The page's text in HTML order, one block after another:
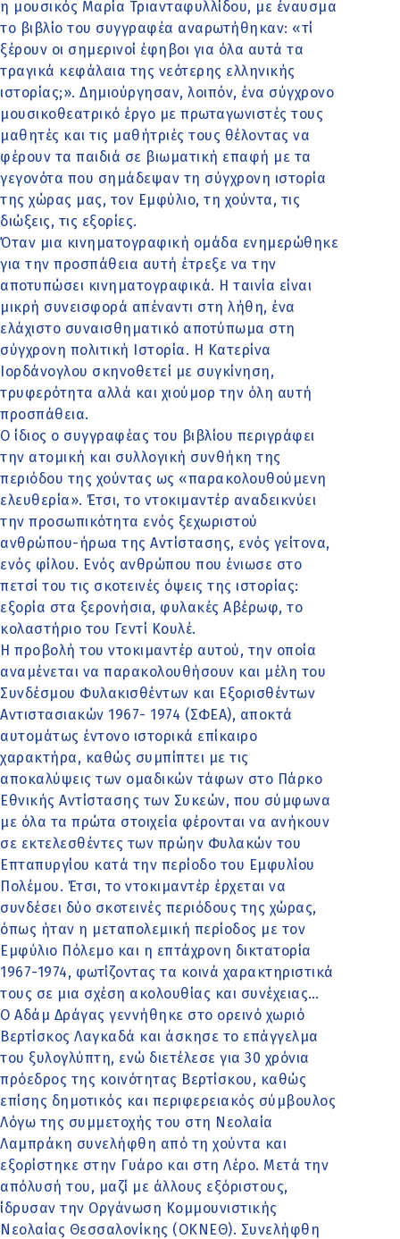
η μουσικός Μαρία Τριανταφυλλίδου, με έναυσμα
το βιβλίο του συγγραφέα αναρωτήθηκαν: «τί
ξέρουν οι σημερινοί έφηβοι για όλα αυτά τα
τραγικά κεφάλαια της νεότερης ελληνικής
ιστορίας;». Δημιούργησαν, λοιπόν, ένα σύγχρονο
μουσικοθεατρικό έργο με πρωταγωνιστές τους
μαθητές και τις μαθήτριές τους θέλοντας να
φέρουν τα παιδιά σε βιωματική επαφή με τα
γεγονότα που σημάδεψαν τη σύγχρονη ιστορία
της χώρας μας, τον Εμφύλιο, τη χούντα, τις
διώξεις, τις εξορίες.
Όταν μια κινηματογραφική ομάδα ενημερώθηκε
για την προσπάθεια αυτή έτρεξε να την
αποτυπώσει κινηματογραφικά. Η ταινία είναι
μικρή συνεισφορά απέναντι στη λήθη, ένα
ελάχιστο συναισθηματικό αποτύπωμα στη
σύγχρονη πολιτική Ιστορία. Η Κατερίνα
Ιορδάνογλου σκηνοθετεί με συγκίνηση,
τρυφερότητα αλλά και χιούμορ την όλη αυτή
προσπάθεια.
Ο ίδιος ο συγγραφέας του βιβλίου περιγράφει
την ατομική και συλλογική συνθήκη της
περιόδου της χούντας ως «παρακολουθούμενη
ελευθερία». Έτσι, το ντοκιμαντέρ αναδεικνύει
την προσωπικότητα ενός ξεχωριστού
ανθρώπου-ήρωα της Αντίστασης, ενός γείτονα,
ενός φίλου. Ενός ανθρώπου που ένιωσε στο
πετσί του τις σκοτεινές όψεις της ιστορίας:
εξορία στα ξερονήσια, φυλακές Αβέρωφ, το
κολαστήριο του Γεντί Κουλέ.
Η προβολή του ντοκιμαντέρ αυτού, την οποία
αναμένεται να παρακολουθήσουν και μέλη του
Συνδέσμου Φυλακισθέντων και Εξορισθέντων
Αντιστασιακών 1967- 1974 (ΣΦΕΑ), αποκτά
αυτομάτως έντονο ιστορικά επίκαιρο
χαρακτήρα, καθώς συμπίπτει με τις
αποκαλύψεις των ομαδικών τάφων στο Πάρκο
Εθνικής Αντίστασης των Συκεών, που σύμφωνα
με όλα τα πρώτα στοιχεία φέρονται να ανήκουν
σε εκτελεσθέντες των πρώην Φυλακών του
Επταπυργίου κατά την περίοδο του Εμφυλίου
Πολέμου. Έτσι, το ντοκιμαντέρ έρχεται να
συνδέσει δύο σκοτεινές περιόδους της χώρας,
όπως ήταν η μεταπολεμική περίοδος με τον
Εμφύλιο Πόλεμο και η επτάχρονη δικτατορία
1967-1974, φωτίζοντας τα κοινά χαρακτηριστικά
τους σε μια σχέση ακολουθίας και συνέχειας…
Ο Αδάμ Δράγας γεννήθηκε στο ορεινό χωριό
Βερτίσκος Λαγκαδά και άσκησε το επάγγελμα
του ξυλογλύπτη, ενώ διετέλεσε για 30 χρόνια
πρόεδρος της κοινότητας Βερτίσκου, καθώς
επίσης δημοτικός και περιφερειακός σύμβουλος
Λόγω της συμμετοχής του στη Νεολαία
Λαμπράκη συνελήφθη από τη χούντα και
εξορίστηκε στην Γυάρο και στη Λέρο. Μετά την
απόλυσή του, μαζί με άλλους εξόριστους,
ίδρυσαν την Οργάνωση Κομμουνιστικής
Νεολαίας Θεσσαλονίκης (ΟΚΝΕΘ). Συνελήφθη